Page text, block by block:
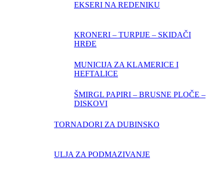
EKSERI NA REDENIKU
KRONERI – TURPIJE – SKIDAČI
HRĐE
MUNICIJA ZA KLAMERICE I
HEFTALICE
ŠMIRGL PAPIRI – BRUSNE PLOČE –
DISKOVI
TORNADORI ZA DUBINSKO
ULJA ZA PODMAZIVANJE